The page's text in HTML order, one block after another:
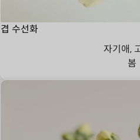
겹 수선화
자기애,
봄